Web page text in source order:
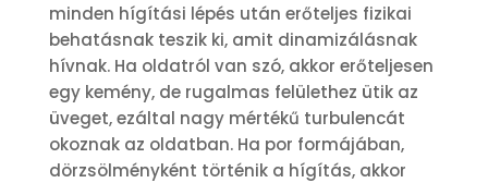
minden hígítási lépés után erőteljes fizikai
behatásnak teszik ki, amit dinamizálásnak
hívnak. Ha oldatról van szó, akkor erőteljesen
egy kemény, de rugalmas felülethez ütik az
üveget, ezáltal nagy mértékű turbulencát
okoznak az oldatban. Ha por formájában,
dörzsölményként történik a hígítás, akkor